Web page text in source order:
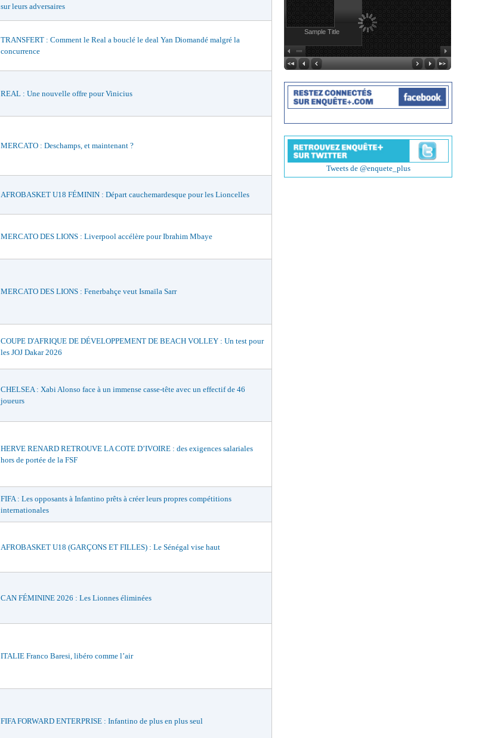
sur leurs adversaires
TRANSFERT : Comment le Real a bouclé le deal Yan Diomandé malgré la
concurrence
REAL : Une nouvelle offre pour Vinicius
MERCATO : Deschamps, et maintenant ?
AFROBASKET U18 FÉMININ : Départ cauchemardesque pour les Lioncelles
MERCATO DES LIONS : Liverpool accélère pour Ibrahim Mbaye
MERCATO DES LIONS : Fenerbahçe veut Ismaïla Sarr
COUPE D'AFRIQUE DE DÉVELOPPEMENT DE BEACH VOLLEY : Un test pour
les JOJ Dakar 2026
CHELSEA : Xabi Alonso face à un immense casse-tête avec un effectif de 46
joueurs
HERVE RENARD RETROUVE LA COTE D’IVOIRE : des exigences salariales
hors de portée de la FSF
FIFA : Les opposants à Infantino prêts à créer leurs propres compétitions
internationales
AFROBASKET U18 (GARÇONS ET FILLES) : Le Sénégal vise haut
CAN FÉMININE 2026 : Les Lionnes éliminées
ITALIE Franco Baresi, libéro comme l’air
FIFA FORWARD ENTERPRISE : Infantino de plus en plus seul
Sample Title
Tweets de @enquete_plus